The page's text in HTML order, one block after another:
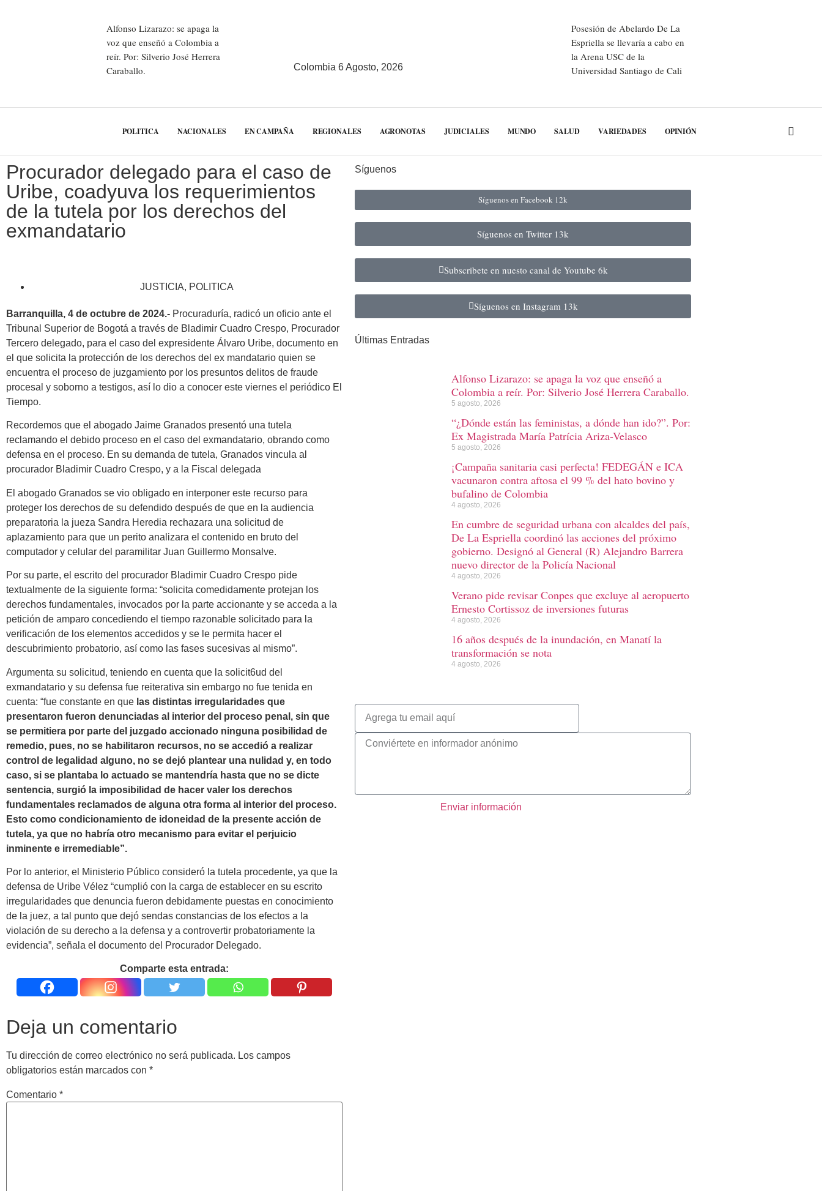
Alfonso Lizarazo: se apaga la
voz que enseñó a Colombia a
reír. Por: Silverio José Herrera
Caraballo.
Colombia 6 Agosto, 2026
Posesión de Abelardo De La
Espriella se llevaría a cabo en
la Arena USC de la
Universidad Santiago de Cali
POLITICA NACIONALES EN CAMPAÑA REGIONALES AGRONOTAS JUDICIALES MUNDO SALUD VARIEDADES OPINIÓN
Procurador delegado para el caso de
Uribe, coadyuva los requerimientos
de la tutela por los derechos del
exmandatario
JUSTICIA, POLITICA
Barranquilla, 4 de octubre de 2024.- Procuraduría, radicó un oficio ante el
Tribunal Superior de Bogotá a través de Bladimir Cuadro Crespo, Procurador
Tercero delegado, para el caso del expresidente Álvaro Uribe, documento en
el que solicita la protección de los derechos del ex mandatario quien se
encuentra el proceso de juzgamiento por los presuntos delitos de fraude
procesal y soborno a testigos, así lo dio a conocer este viernes el periódico El
Tiempo.
Recordemos que el abogado Jaime Granados presentó una tutela
reclamando el debido proceso en el caso del exmandatario, obrando como
defensa en el proceso. En su demanda de tutela, Granados vincula al
procurador Bladimir Cuadro Crespo, y a la Fiscal delegada
El abogado Granados se vio obligado en interponer este recurso para
proteger los derechos de su defendido después de que en la audiencia
preparatoria la jueza Sandra Heredia rechazara una solicitud de
aplazamiento para que un perito analizara el contenido en bruto del
computador y celular del paramilitar Juan Guillermo Monsalve.
Por su parte, el escrito del procurador Bladimir Cuadro Crespo pide
textualmente de la siguiente forma: “solicita comedidamente protejan los
derechos fundamentales, invocados por la parte accionante y se acceda a la
petición de amparo concediendo el tiempo razonable solicitado para la
verificación de los elementos accedidos y se le permita hacer el
descubrimiento probatorio, así como las fases sucesivas al mismo”.
Argumenta su solicitud, teniendo en cuenta que la solicit6ud del
exmandatario y su defensa fue reiterativa sin embargo no fue tenida en
cuenta: “fue constante en que las distintas irregularidades que
presentaron fueron denunciadas al interior del proceso penal, sin que
se permitiera por parte del juzgado accionado ninguna posibilidad de
remedio, pues, no se habilitaron recursos, no se accedió a realizar
control de legalidad alguno, no se dejó plantear una nulidad y, en todo
caso, si se plantaba lo actuado se mantendría hasta que no se dicte
sentencia, surgió la imposibilidad de hacer valer los derechos
fundamentales reclamados de alguna otra forma al interior del proceso.
Esto como condicionamiento de idoneidad de la presente acción de
tutela, ya que no habría otro mecanismo para evitar el perjuicio
inminente e irremediable”.
Por lo anterior, el Ministerio Público consideró la tutela procedente, ya que la
defensa de Uribe Vélez “cumplió con la carga de establecer en su escrito
irregularidades que denuncia fueron debidamente puestas en conocimiento
de la juez, a tal punto que dejó sendas constancias de los efectos a la
violación de su derecho a la defensa y a controvertir probatoriamente la
evidencia”, señala el documento del Procurador Delegado.
Comparte esta entrada:
Deja un comentario
Tu dirección de correo electrónico no será publicada. Los campos
obligatorios están marcados con *
Comentario *
Síguenos
Síguenos en Facebook 12k
Síguenos en Twitter 13k
Subscribete en nuesto canal de Youtube 6k
Síguenos en Instagram 13k
Últimas Entradas
Alfonso Lizarazo: se apaga la voz que enseñó a
Colombia a reír. Por: Silverio José Herrera Caraballo.
5 agosto, 2026
“¿Dónde están las feministas, a dónde han ido?”. Por:
Ex Magistrada María Patrícia Ariza-Velasco
5 agosto, 2026
¡Campaña sanitaria casi perfecta! FEDEGÁN e ICA
vacunaron contra aftosa el 99 % del hato bovino y
bufalino de Colombia
4 agosto, 2026
En cumbre de seguridad urbana con alcaldes del país,
De La Espriella coordinó las acciones del próximo
gobierno. Designó al General (R) Alejandro Barrera
nuevo director de la Policía Nacional
4 agosto, 2026
Verano pide revisar Conpes que excluye al aeropuerto
Ernesto Cortissoz de inversiones futuras
4 agosto, 2026
16 años después de la inundación, en Manatí la
transformación se nota
4 agosto, 2026
Enviar información